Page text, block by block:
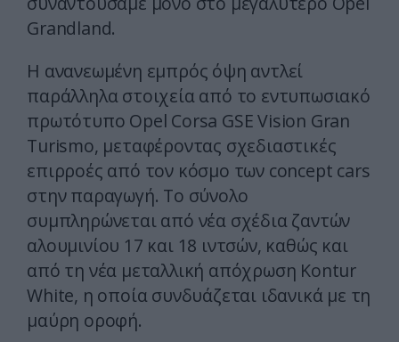
Grandland.
Η ανανεωμένη εμπρός όψη αντλεί
παράλληλα στοιχεία από το εντυπωσιακό
πρωτότυπο Opel Corsa GSE Vision Gran
Turismo, μεταφέροντας σχεδιαστικές
επιρροές από τον κόσμο των concept cars
στην παραγωγή. Το σύνολο
συμπληρώνεται από νέα σχέδια ζαντών
αλουμινίου 17 και 18 ιντσών, καθώς και
από τη νέα μεταλλική απόχρωση Kontur
White, η οποία συνδυάζεται ιδανικά με τη
μαύρη οροφή.